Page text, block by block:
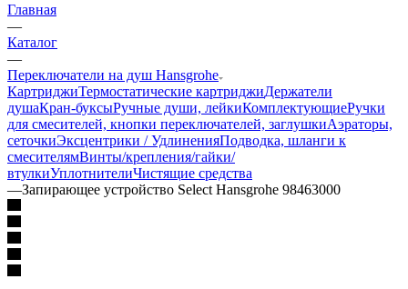
Главная
—
Каталог
—
Переключатели на душ Hansgrohe
КартриджиТермостатические картриджиДержатели
душаКран-буксыРучные души, лейкиКомплектующиеРучки
для смесителей, кнопки переключателей, заглушкиАэраторы,
сеточкиЭксцентрики / УдлиненияПодводка, шланги к
смесителямВинты/крепления/гайки/
втулкиУплотнителиЧистящие средства
—Запирающее устройство Select Hansgrohe 98463000